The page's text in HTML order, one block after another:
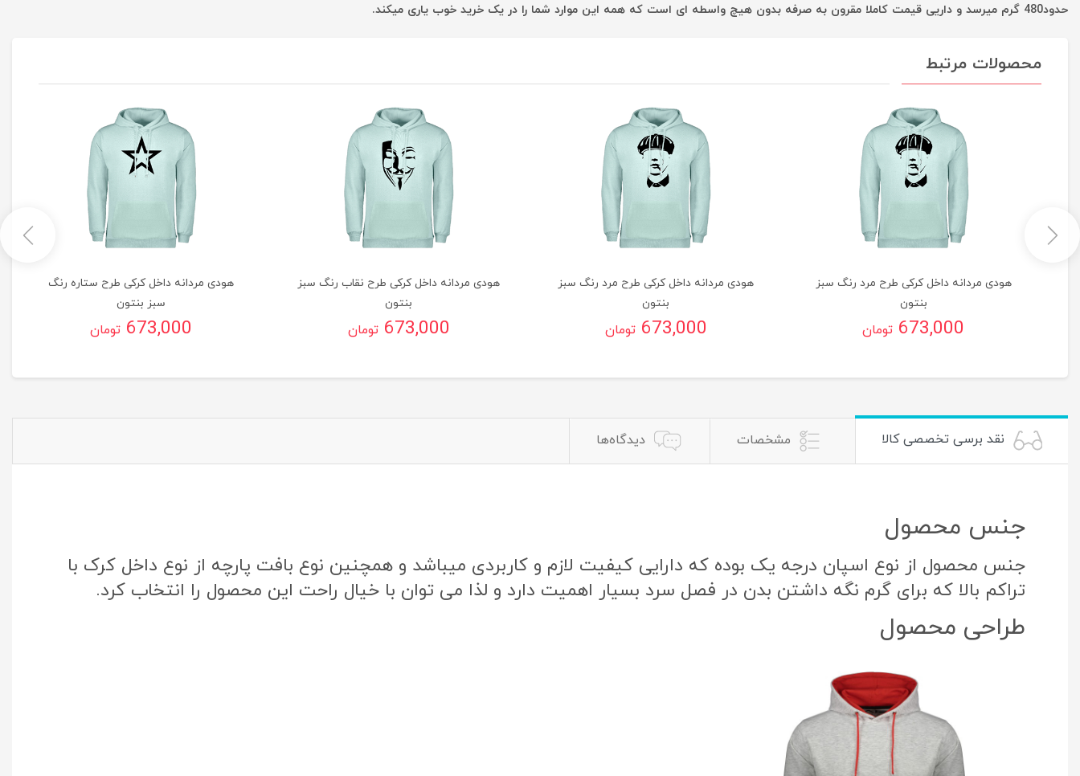
حدود480 گرم میرسد و داریی قیمت کاملا مقرون به صرفه بدون هیچ واسطه ای است که همه این موارد شما را در یک خرید خوب یاری میکند.
محصولات مرتبط
هودی مردانه داخل کرکی طرح مرد رنگ سبز
بنتون
673,000 تومان
هودی مردانه داخل کرکی طرح مرد رنگ سبز
بنتون
673,000 تومان
هودی مردانه داخل کرکی طرح نقاب رنگ سبز
بنتون
673,000 تومان
هودی مردانه داخل کرکی طرح ستاره رنگ
سبز بنتون
673,000 تومان
نقد برسی تخصصی کالا مشخصات دیدگاه‌ها
جنس محصول
جنس محصول از نوع اسپان درجه یک بوده که دارایی کیفیت لازم و کاربردی میباشد و همچنین نوع بافت پارچه از نوع داخل کرک با
تراکم بالا که برای گرم نگه داشتن بدن در فصل سرد بسیار اهمیت دارد و لذا می توان با خیال راحت این محصول را انتخاب کرد.
طراحی محصول